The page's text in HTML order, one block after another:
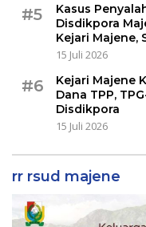
#5
Kasus
Disdikpora
Kejari Majene,
15 Juli 2026
#6
Kejari Majene
Dana TPP,
Disdikpora
15 Juli 2026
rr rsud majene